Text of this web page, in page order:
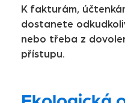
K fakturám,
dostanete
nebo třeba z
přístupu.